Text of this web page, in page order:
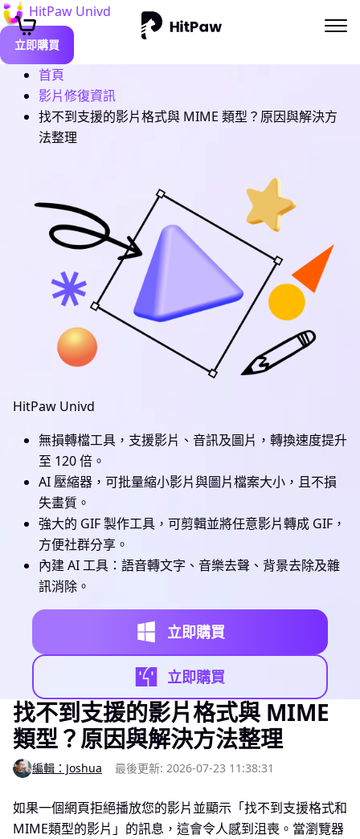
HitPaw Univd
立即購買
首頁
影片修復資訊
找不到支援的影片格式與 MIME 類型？原因與解決方
法整理
HitPaw Univd
無損轉檔工具，支援影片、音訊及圖片，轉換速度提升
至 120 倍。
AI 壓縮器，可批量縮小影片與圖片檔案大小，且不損
失畫質。
強大的 GIF 製作工具，可剪輯並將任意影片轉成 GIF，
方便社群分享。
內建 AI 工具：語音轉文字、音樂去聲、背景去除及雜
訊消除。
立即購買
立即購買
找不到支援的影片格式與 MIME
類型？原因與解決方法整理
編輯：Joshua 最後更新: 2026-07-23 11:38:31
如果一個網頁拒絕播放您的影片並顯示「找不到支援格式和
MIME類型的影片」的訊息，這會令人感到沮喪。當瀏覽器